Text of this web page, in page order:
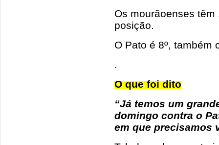
Os mourãoenses têm
posição.
O Pato é 8º, também
.
O que foi dito
“Já temos um
domingo contra o
em que precisamos